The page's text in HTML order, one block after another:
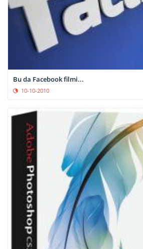
Bu da Facebook filmi...
10-10-2010